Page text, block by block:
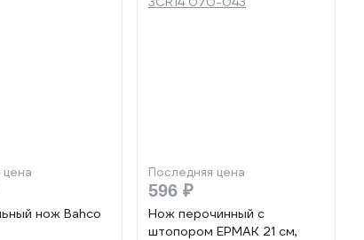
цена
нож Bahco
Последняя цена
596 ₽
Нож перочинный c
штопором ЕРМАК 21 см,